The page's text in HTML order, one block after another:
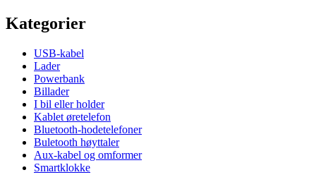
Kategorier
USB-kabel
Lader
Powerbank
Billader
I bil eller holder
Kablet øretelefon
Bluetooth-hodetelefoner
Buletooth høyttaler
Aux-kabel og omformer
Smartklokke